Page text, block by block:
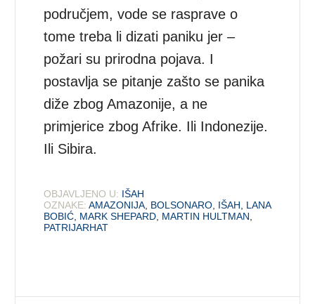
područjem, vode se rasprave o
tome treba li dizati paniku jer –
požari su prirodna pojava. I
postavlja se pitanje zašto se panika
diže zbog Amazonije, a ne
primjerice zbog Afrike. Ili Indonezije.
Ili Sibira.
OBJAVLJENO U: IŠAH
OZNAKE: AMAZONIJA BOLSONARO IŠAH
LANA
BOBIĆ MARK SHEPARD MARTIN HULTMAN
PATRIJARHAT